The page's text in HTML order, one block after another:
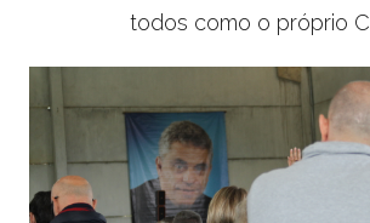
todos como o próprio